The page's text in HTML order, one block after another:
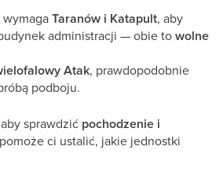
Taranów i Katapult, aby
administracji — obie towolne
Atak, prawdopodobnie
podboju.
sprawdzić pochodzenie i
ci ustalić, jakie jednostki